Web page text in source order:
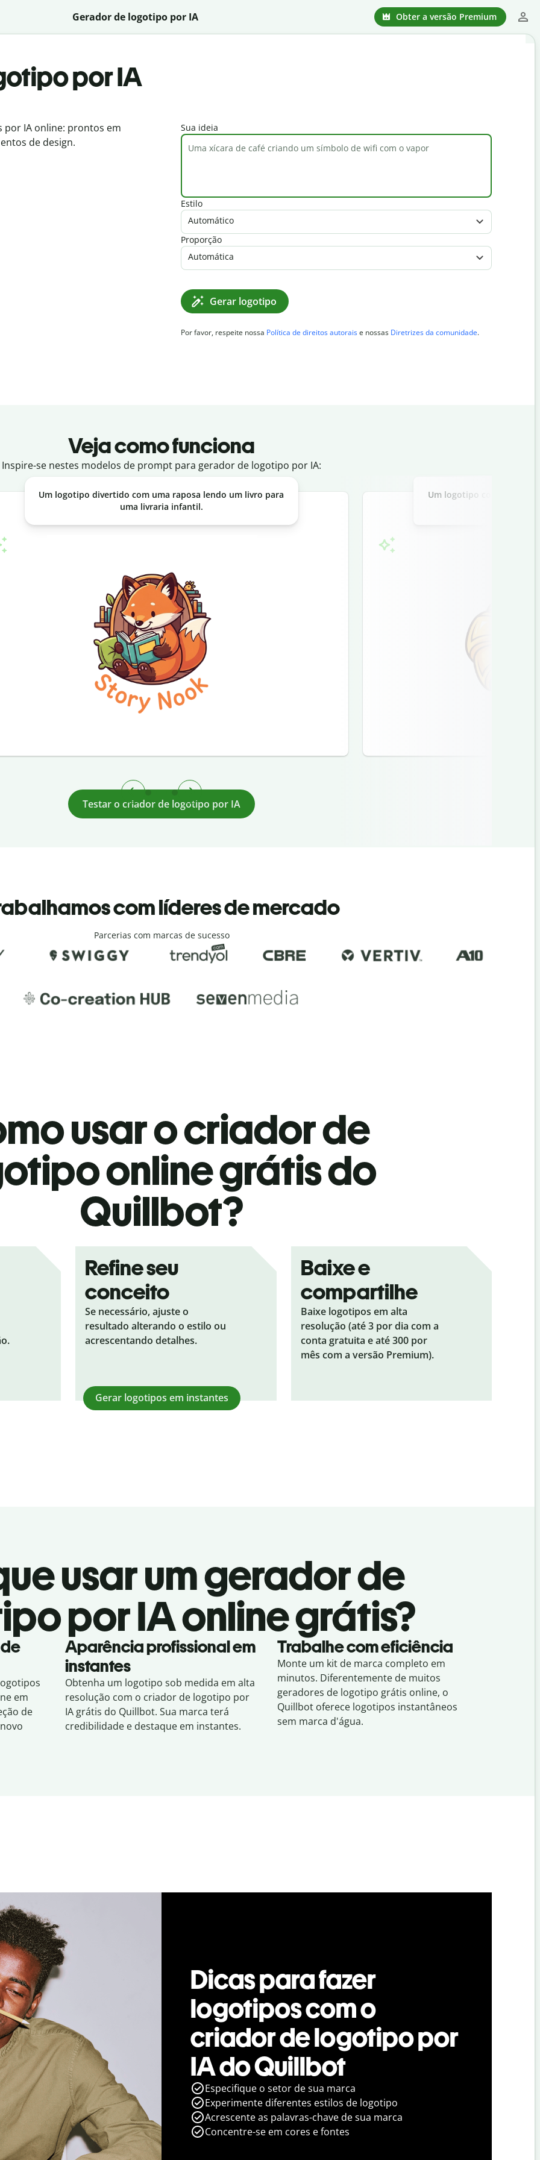
Gerador de logotipo por IA Obter a versão Premium
por IA
IA online: prontos em
de design.
Sua ideia
Estilo
Automático
Proporção
Automática
Gerar logotipo
Por favor, respeite nossa Política de direitos autoraise nossas Diretrizes da comunidade.
Veja como funciona
Inspire-se nestes modelos de prompt para gerador de logotipo por IA:
Um logotipo divertido com uma raposa lendo um livro para
uma livraria infantil.
Um logotipo convidativo
Testar o criador de logotipo por IA
com líderes de mercado
Parcerias com marcas de sucesso
usar o criador de
online grátis do
Quillbot?
Refine seu
conceito
Se necessário, ajuste o
resultado alterando o estilo ou
acrescentando detalhes.
Baixe e
compartilhe
Baixe logotipos em alta
resolução (até 3 por dia com a
conta gratuita e até 300 por
mês com a versão Premium).
Gerar logotipos em instantes
usar um gerador de
por IA online grátis?
em
de
Aparência profissional em
instantes
Obtenha um logotipo sob medida em alta
resolução com o criador de logotipo por
IA grátis do Quillbot. Sua marca terá
credibilidade e destaque em instantes.
Trabalhe com eficiência
Monte um kit de marca completo em
minutos. Diferentemente de muitos
geradores de logotipo grátis online, o
Quillbot oferece logotipos instantâneos
sem marca d'água.
Dicas para fazer
logotipos com o
criador de logotipo por
IA do Quillbot
Especifique o setor de sua marca
Experimente diferentes estilos de logotipo
Acrescente as palavras-chave de sua marca
Concentre-se em cores e fontes